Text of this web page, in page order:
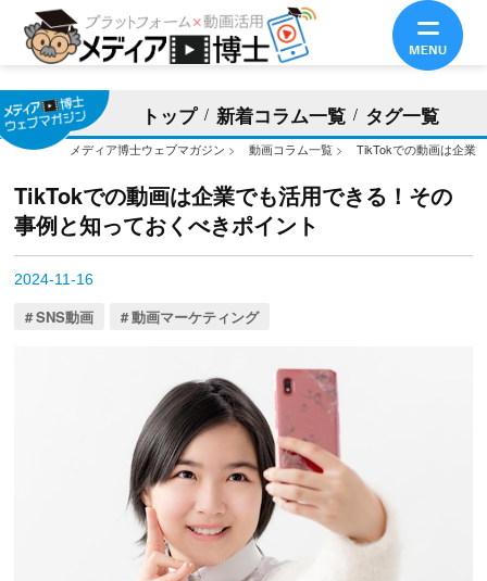
トップ 新着コラム一覧 タグ一覧
メディア博士ウェブマガジン > 動画コラム一覧 > TikTokでの動画は企業
TikTokでの動画は企業でも活用できる！その
事例と知っておくべきポイント
2024-11-16
SNS動画 動画マーケティング